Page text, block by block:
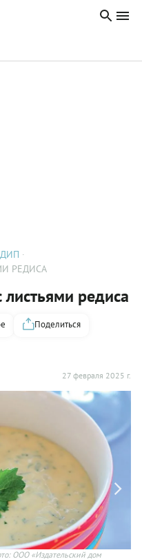
РЕДИСА
редиса
27 февраля 2025 г.
Поделиться
ООО «Издательский дом